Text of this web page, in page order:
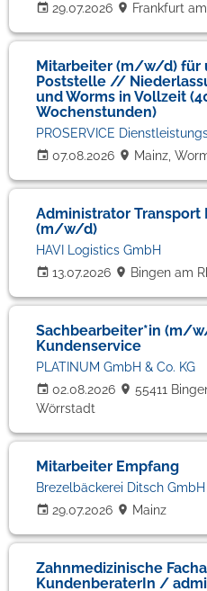
29.07.2026
Frankfurt
Mitarbeiter (m/w/d) für
Poststelle //
und Worms in Vollzeit
Wochenstunden)
07.08.2026
PROSERVICE
Mainz,
Administrator Transport
(m/w/d)
13.07.2026
HAVI Logistics GmbH
Bingen am
Sachbearbeiter*in (m/
Kundenservice
02.08.2026
PLATINUM GmbH & Co. KG
55411
Wörrstadt
Mitarbeiter Empfang
29.07.2026
Brezelbäckerei Ditsch GmbH
Mainz
Zahnmedizinische
KundenberaterIn /